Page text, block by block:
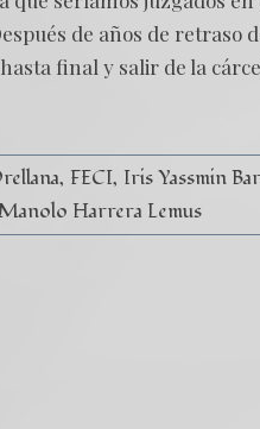
de años de retraso
final y salir de la
FECI Iris Yassmin
Harrera Lemus